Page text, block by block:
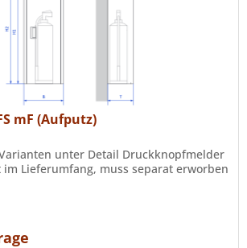
mF (Aufputz)
unter Detail Druckknopfmelder
im Lieferumfang, muss separat erworben